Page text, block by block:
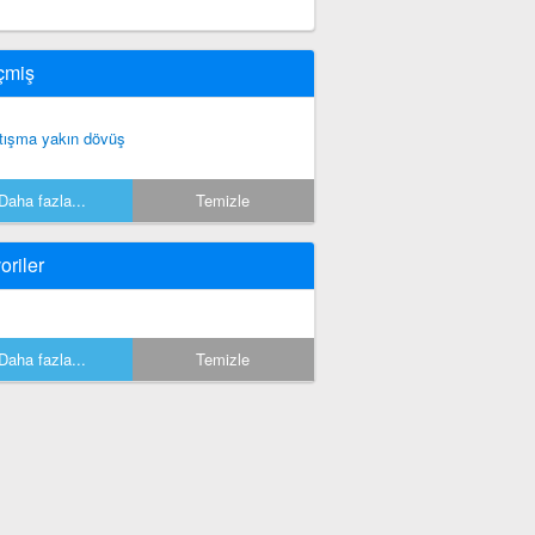
yakın dövüş
Daha fazla... Temizle
Daha fazla... Temizle